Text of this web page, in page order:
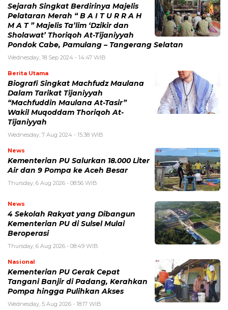
Sejarah Singkat Berdirinya Majelis
Pelataran Merah “ B A I T U R R A H
M A T ” Majelis Ta’lim ‘Dzikir dan
Sholawat’ Thoriqoh At-Tijaniyyah
Pondok Cabe, Pamulang – Tangerang Selatan
Wednesday, 18 Sep 2024 - 14:47 WIB
Berita Utama
Biografi Singkat Machfudz Maulana
Dalam Tarikat Tijaniyyah
“Machfuddin Maulana At-Tasir”
Wakil Muqoddam Thoriqoh At-
Tijaniyyah
Wednesday, 7 Aug 2024 - 15:38 WIB
News
Kementerian PU Salurkan 18.000 Liter
Air dan 9 Pompa ke Aceh Besar
Thursday, 6 Aug 2026 - 08:56 WIB
News
4 Sekolah Rakyat yang Dibangun
Kementerian PU di Sulsel Mulai
Beroperasi
Thursday, 6 Aug 2026 - 08:49 WIB
Nasional
Kementerian PU Gerak Cepat
Tangani Banjir di Padang, Kerahkan
Pompa hingga Pulihkan Akses
Wednesday, 5 Aug 2026 - 18:17 WIB